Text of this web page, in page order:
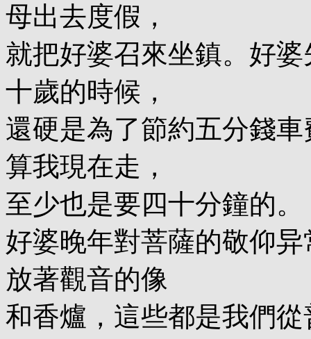
母出去度假，
就把好婆召來坐鎮。好
十歲的時候，
還硬是為了節約五分錢
算我現在走，
至少也是要四十分鐘的。
好婆晚年對菩薩的敬仰
放著觀音的像
和香爐，這些都是我們